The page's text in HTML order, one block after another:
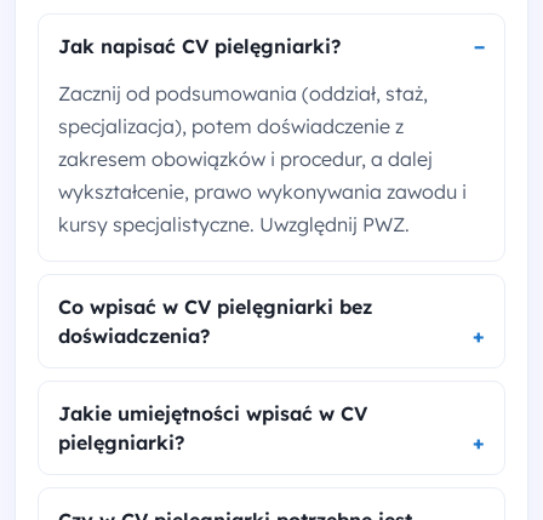
Jak napisać CV pielęgniarki?
Zacznij od podsumowania (oddział, staż,
specjalizacja), potem doświadczenie z
zakresem obowiązków i procedur, a dalej
wykształcenie, prawo wykonywania zawodu i
kursy specjalistyczne. Uwzględnij PWZ.
Co wpisać w CV pielęgniarki bez
doświadczenia?
Jakie umiejętności wpisać w CV
pielęgniarki?